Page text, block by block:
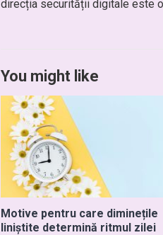
direcția securității digitale este
You might like
Motive pentru care diminețile
liniștite determină ritmul zilei